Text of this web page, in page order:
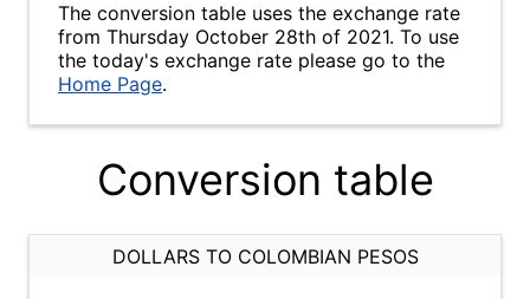
The conversion table uses the exchange rate
from Thursday October 28th of 2021. To use
the today's exchange rate please go to the
Home Page.
Conversion table
DOLLARS TO COLOMBIAN PESOS